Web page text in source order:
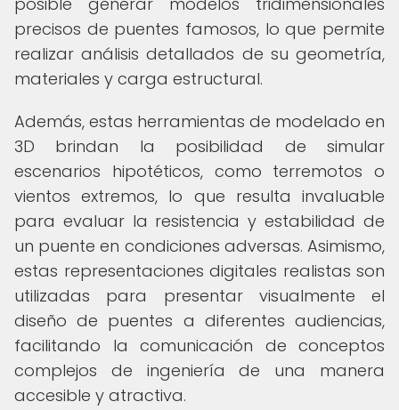
precisos de puentes famosos, lo que permite
realizar análisis detallados de su geometría,
materiales y carga estructural.
Además, estas herramientas de modelado en
3D brindan la posibilidad de simular
escenarios hipotéticos, como terremotos o
vientos extremos, lo que resulta invaluable
para evaluar la resistencia y estabilidad de
un puente en condiciones adversas. Asimismo,
estas representaciones digitales realistas son
utilizadas para presentar visualmente el
diseño de puentes a diferentes audiencias,
facilitando la comunicación de conceptos
complejos de ingeniería de una manera
accesible y atractiva.